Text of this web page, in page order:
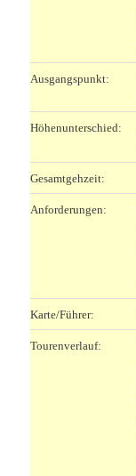
Ausgangspunkt:
Höhenunterschied:
Gesamtgehzeit:
Anforderungen:
Karte/Führer:
Tourenverlauf: